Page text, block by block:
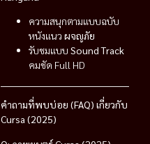
ความสนุกตามแบบฉบับ
หนังแนว ผจญภัย
รับชมแบบ Sound Track
คมชัด Full HD
คำถามที่พบบ่อย (FAQ) เกี่ยวกับ
Cursa (2025)